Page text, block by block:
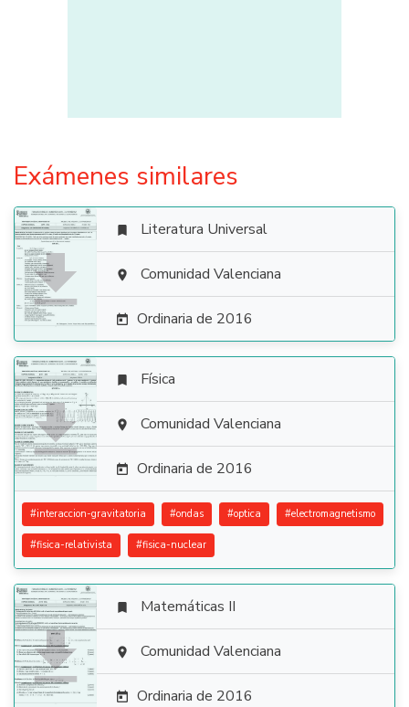
Exámenes similares

 Literatura Universal
 Comunidad Valenciana
 Ordinaria de 2016

 Física
 Comunidad Valenciana
 Ordinaria de 2016
#interaccion-gravitatoria #ondas #optica #electromagnetismo
#fisica-relativista #fisica-nuclear

 Matemáticas II
 Comunidad Valenciana
 Ordinaria de 2016